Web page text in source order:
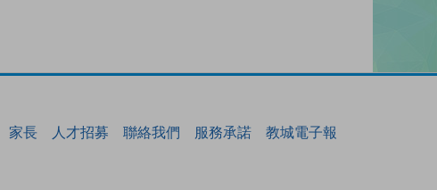
家長 人才招募 聯絡我們 服務承諾 教城電子報